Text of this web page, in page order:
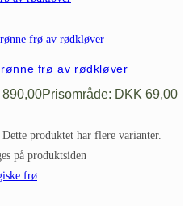
frø av rødkløver
890,00Prisområde: DKK 69,00
Dette produktet har flere varianter.
på produktsiden